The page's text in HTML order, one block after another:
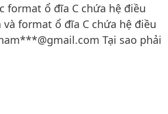
format ổ đĩa C chứa hệ điều
và format ổ đĩa C chứa hệ điều
Tại sao phải